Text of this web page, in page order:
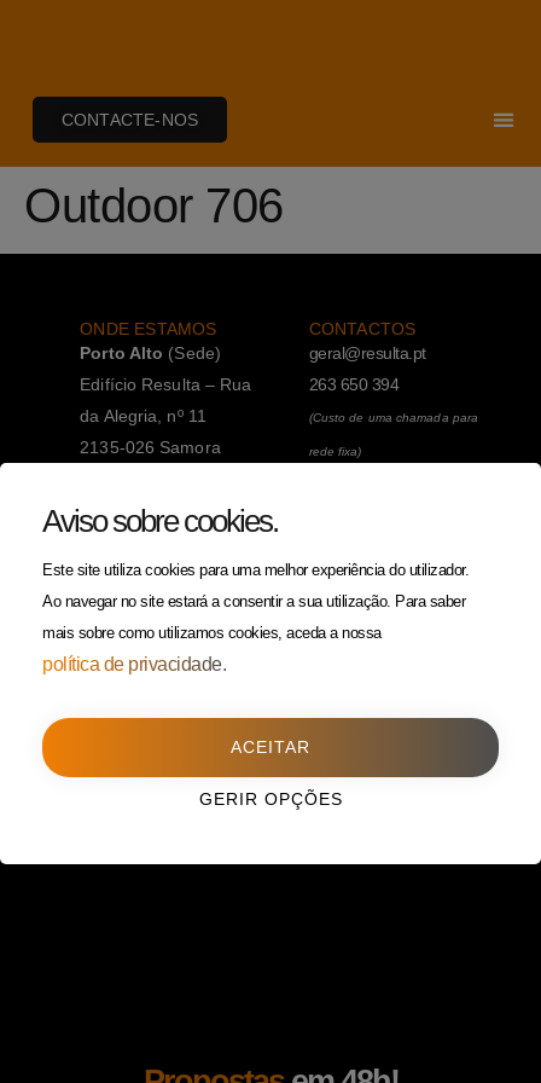
CONTACTE-NOS
Outdoor 706
ONDE ESTAMOS
Porto Alto (Sede)
Edifício Resulta – Rua
da Alegria, nº 11
2135-026 Samora
263 650 394
rede fixa)
Porto (Filial)
1588, 2º, sala 304
225 432 051
CONTACTOS
geral@resulta.pt
263 650 394
(Custo de uma chamada para
rede fixa)
Política da Privacidade
Aviso sobre cookies.
Este site utiliza cookies para uma melhor experiência do utilizador.
Ao navegar no site estará a consentir a sua utilização. Para saber
mais sobre como utilizamos cookies, aceda a nossa
política de privacidade.
ACEITAR
GERIR OPÇÕES